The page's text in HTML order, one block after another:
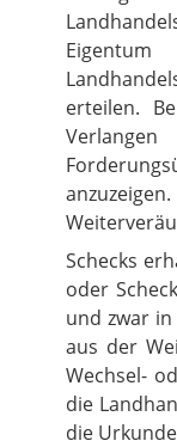
erteilen.
Schecks
oder
und zwar
aus der
Wechsel-
die
die